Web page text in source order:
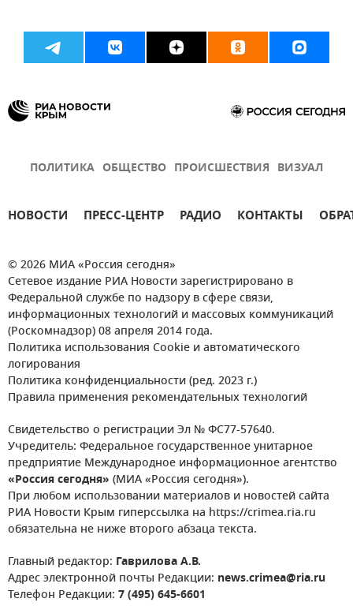
ПОЛИТИКА ОБЩЕСТВО ПРОИСШЕСТВИЯ ВИЗУАЛ
НОВОСТИ ПРЕСС-ЦЕНТР РАДИО КОНТАКТЫ
© 2026 МИА «Россия сегодня»
Сетевое издание РИА Новости зарегистрировано в
Федеральной службе по надзору в сфере связи,
информационных технологий и массовых коммуникаций
(Роскомнадзор) 08 апреля 2014 года.
Политика использования Cookie и автоматического
логирования
Политика конфиденциальности (ред. 2023 г.)
Правила применения рекомендательных технологий
Свидетельство о регистрации Эл № ФС77-57640.
Учредитель: Федеральное государственное унитарное
предприятие Международное информационное агентство
«Россия сегодня» (МИА «Россия сегодня»).
При любом использовании материалов и новостей сайта
РИА Новости Крым гиперссылка на https://crimea.ria.ru
обязательна не ниже второго абзаца текста.
Главный редактор: Гаврилова А.В.
Адрес электронной почты Редакции: news.crimea@ria.ru
Телефон Редакции: 7 (495) 645-6601